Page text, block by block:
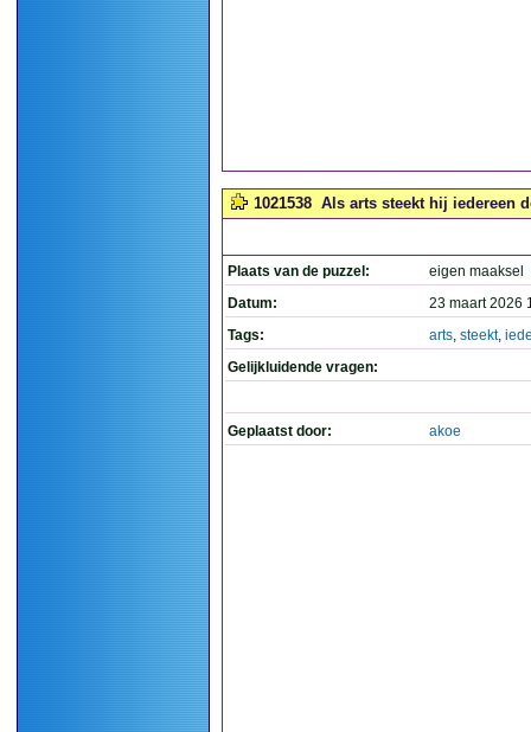
1021538 Als arts steekt hij iedereen
Plaats van de puzzel:
eigen maaksel
Datum:
23 maart 2026
Tags:
arts, steekt,
Gelijkluidende vragen:
Geplaatst door: akoe